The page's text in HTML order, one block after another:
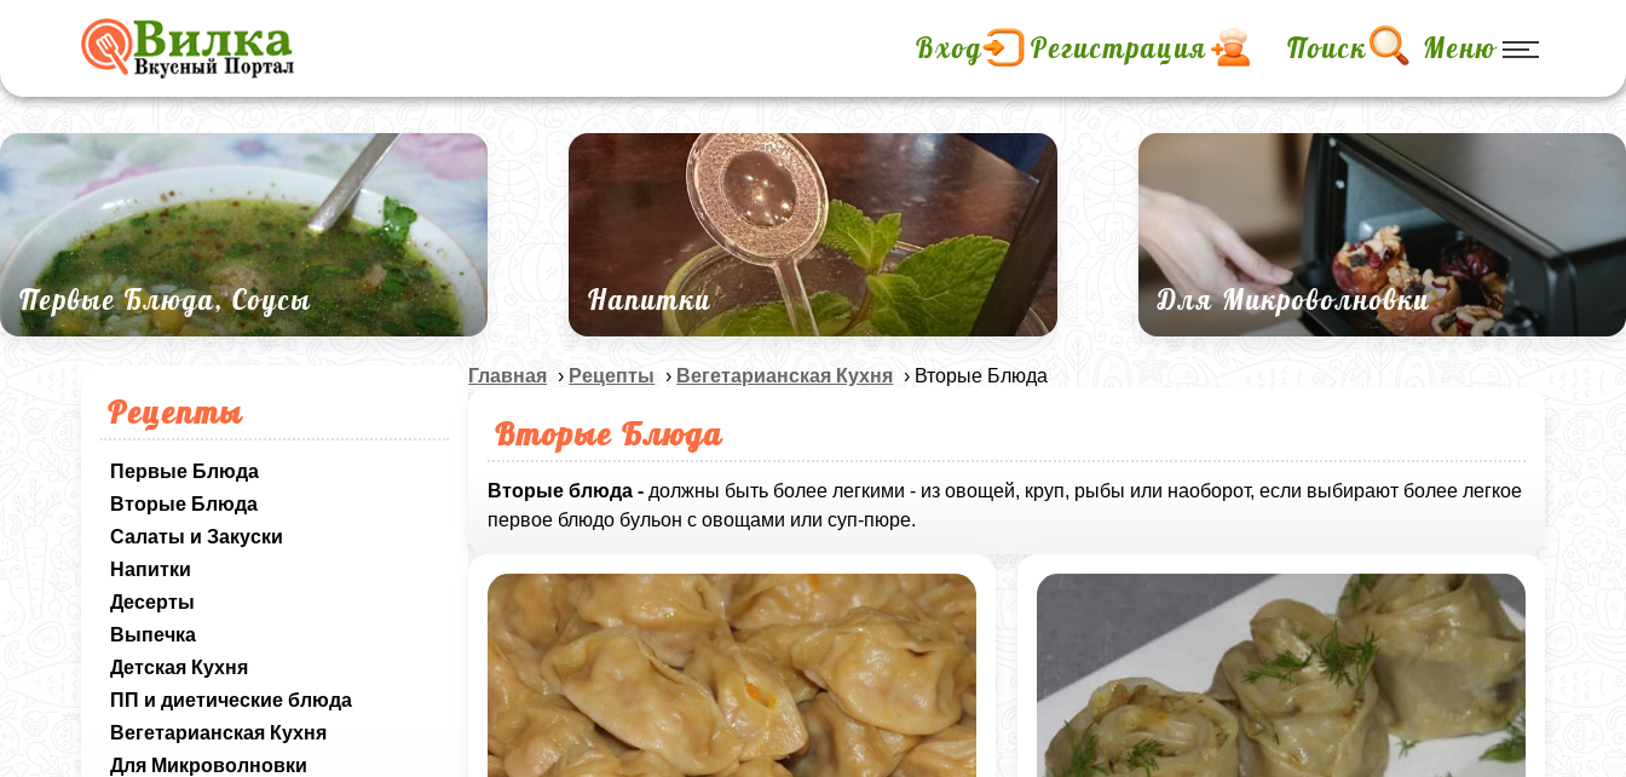
Вход Регистрация Поиск Меню
Первые Блюда, Соусы Напитки Для Микроволновки
Рецепты
Первые Блюда
Вторые Блюда
Салаты и Закуски
Напитки
Десерты
Выпечка
Детская Кухня
ПП и диетические блюда
Вегетарианская Кухня
Для Микроволновки
Главная › Рецепты › Вегетарианская Кухня › Вторые Блюда
Вторые Блюда
Вторые блюда - должны быть более легкими - из овощей, круп, рыбы или наоборот, если выбирают более легкое
первое блюдо бульон с овощами или суп-пюре.